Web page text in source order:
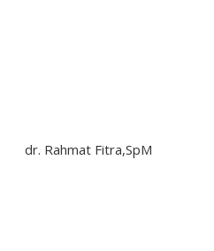
dr. Rahmat Fitra,SpM